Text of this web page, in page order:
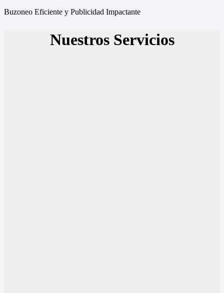
Buzoneo Eficiente y Publicidad Impactante
Nuestros Servicios